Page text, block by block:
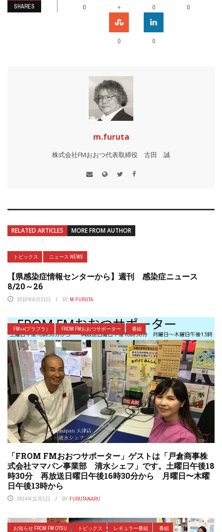
SHARES 0 + 0 0
0 0
m.furuta
株式会社FMおおつ代表取締役 古田 誠
RELATED ARTICLES MORE FROM AUTHOR
トピックス ニュース NEWS
【県感染症情報センターから】週刊 感染症ニュース
8/20～26
2018年8月31日 BY M.FURUTA
FM++(プラプラ） FROM FMおおつサポーター 番組
「FROM FMおおつサポーター」ゲストは「戸倉商事株
式会社ママパン事業部 清水シェフ」です。土曜日午後18
時30分 再放送日曜日午後16時30分から 月曜日〜木曜
日午後13時から
2024年11月1日 BY FURUTANARU
お知らせ FROM FM OTSU トピックス レギュラー番組 番組